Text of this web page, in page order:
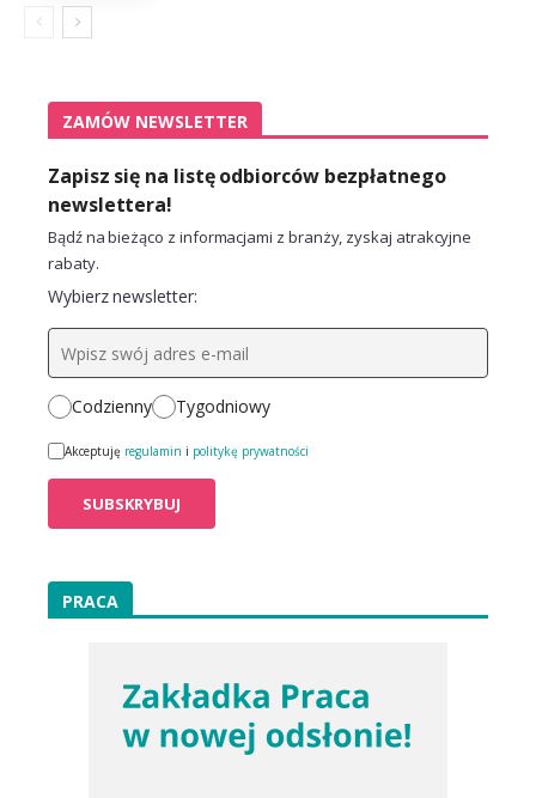
ZAMÓW NEWSLETTER
Zapisz się na listę odbiorców bezpłatnego
newslettera!
Bądź na bieżąco z informacjami z branży, zyskaj atrakcyjne
rabaty.
Wybierz newsletter:
Codzienny Tygodniowy
Akceptuję regulamin i politykę prywatności
PRACA